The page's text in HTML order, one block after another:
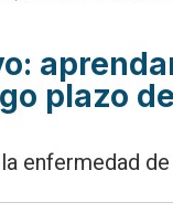
plazo
enfermedad